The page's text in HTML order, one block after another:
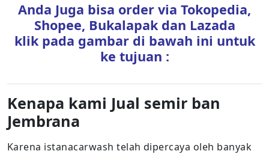
Anda Juga bisa order via Tokopedia,
Shopee, Bukalapak dan Lazada
klik pada gambar di bawah ini untuk
ke tujuan :
Kenapa kami Jual semir ban
Jembrana
Karena istanacarwash telah dipercaya oleh banyak